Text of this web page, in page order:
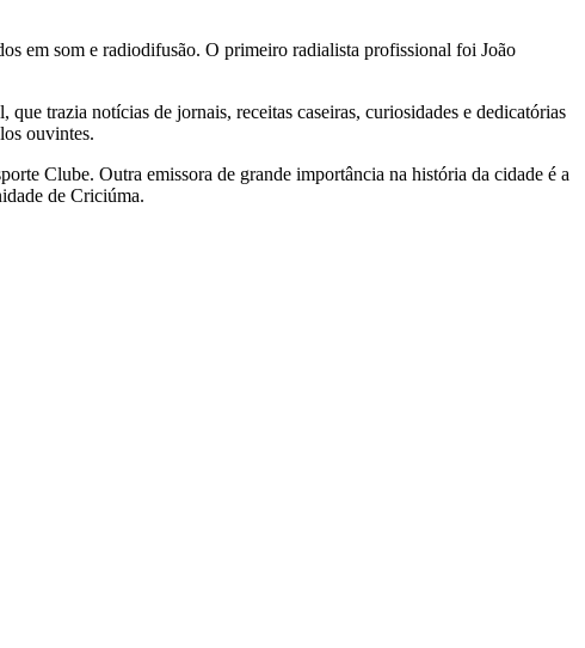
em som e radiodifusão. O primeiro radialista profissional foi João
trazia notícias de jornais, receitas caseiras, curiosidades e dedicatórias
ouvintes.
Clube. Outra emissora de grande importância na história da cidade é a
de Criciúma.